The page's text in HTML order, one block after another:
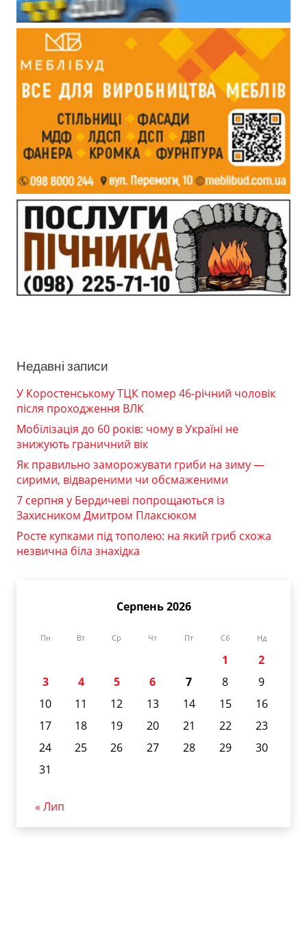
Недавні записи
У Коростенському ТЦК помер 46-річний чоловік
після проходження ВЛК
Мобілізація до 60 років: чому в Україні не
знижують граничний вік
Як правильно заморожувати гриби на зиму —
сирими, відвареними чи обсмаженими
7 серпня у Бердичеві попрощаються із
Захисником Дмитром Плаксюком
Росте купками під тополею: на який гриб схожа
незвична біла знахідка
Серпень 2026
Пн Вт Ср Чт Пт Сб Нд
1
2
3
4 5 6 7 8
9
10
11 12 13 14 15
16
17
18 19 20 21 22
23
24
25 26 27 28 29
30
31
« Лип